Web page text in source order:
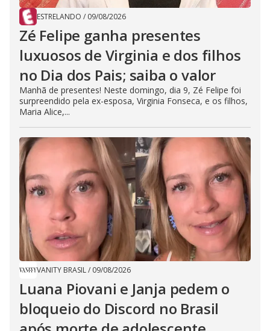
ESTRELANDO / 09/08/2026
Zé Felipe ganha presentes
luxuosos de Virginia e dos filhos
no Dia dos Pais; saiba o valor
Manhã de presentes! Neste domingo, dia 9, Zé Felipe foi
surpreendido pela ex-esposa, Virginia Fonseca, e os filhos,
Maria Alice,...
VANITY BRASIL/ 09/08/2026
Luana Piovani e Janja pedem o
bloqueio do Discord no Brasil